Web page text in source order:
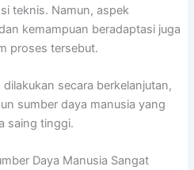
teknis. Namun, aspek
kemampuan beradaptasi juga
proses tersebut.
secara berkelanjutan,
sumber daya manusia yang
saing tinggi.
Daya Manusia Sangat